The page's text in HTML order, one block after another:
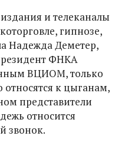
и телеканалы
гипнозе,
Надежда Деметер,
ФНКА
ВЦИОМ, только
относятся к цыганам,
представители
относится
звонок.